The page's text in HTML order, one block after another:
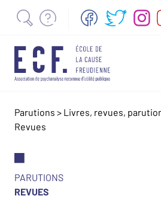
Parutions > Livres, revues,
Revues
PARUTIONS
REVUES